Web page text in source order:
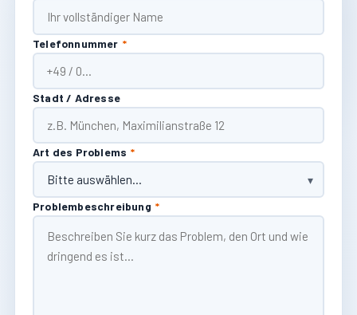
Telefonnummer *
Stadt / Adresse
Art des Problems *
Problembeschreibung *